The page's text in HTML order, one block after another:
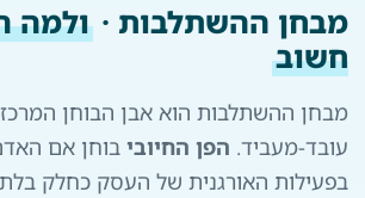
מבחן ההשתלבות · ולמה
חשוב
מבחן ההשתלבות הוא אבן הבוחן
עובד-מעביד. הפן החיובי בוחן אם
בפעילות האורגנית של העסק כחלק